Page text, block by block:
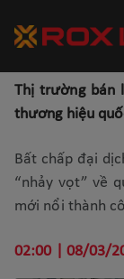
Thị trường bán
thương hiệu
Bất chấp đại
“nhảy vọt” về
mới nổi thành
02:00 | 08/03/